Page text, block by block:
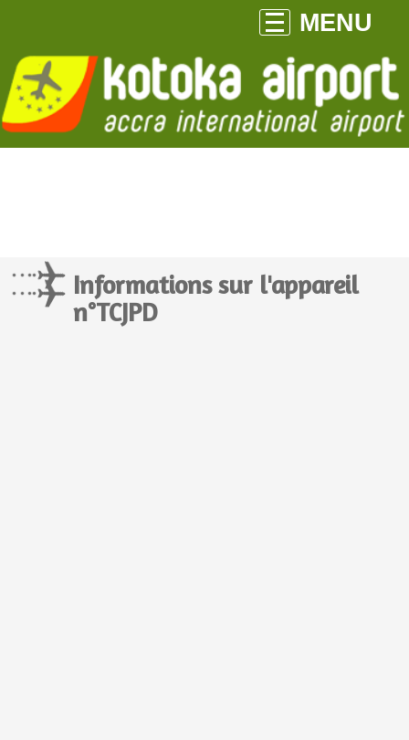
MENU
Informations sur l'appareil
n°TCJPD